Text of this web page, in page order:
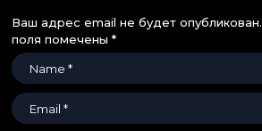
Ваш адрес email не будет опубликован.
поля помечены *